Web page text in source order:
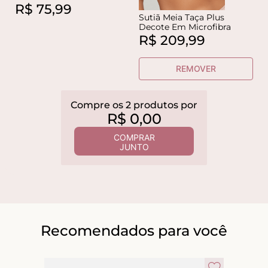
R$ 75,99
Sutiã Meia Taça Plus
Decote Em Microfibra
R$ 209,99
REMOVER
Compre os 2 produtos por
R$ 0,00
COMPRAR
JUNTO
Recomendados para você